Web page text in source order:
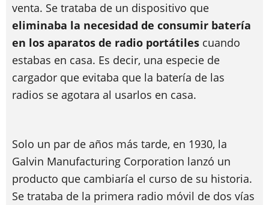
venta. Se trataba de un dispositivo que
eliminaba la necesidad de consumir batería
en los aparatos de radio portátiles cuando
estabas en casa. Es decir, una especie de
cargador que evitaba que la batería de las
radios se agotara al usarlos en casa.
Solo un par de años más tarde, en 1930, la
Galvin Manufacturing Corporation lanzó un
producto que cambiaría el curso de su historia.
Se trataba de la primera radio móvil de dos vías